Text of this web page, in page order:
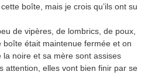
boîte, mais je crois qu’ils ont su
de vipères, de lombrics, de poux,
boîte était maintenue fermée et on
la noire et sa mère sont assises
attention, elles vont bien finir par se